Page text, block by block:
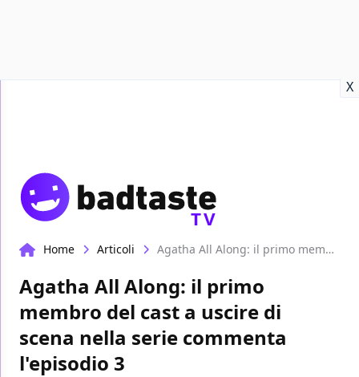
X
TV
Home Articoli Agatha All Along: il primo membro del cast a uscire di scena nella serie commenta l'episodio 3
Agatha All Along: il primo
membro del cast a uscire di
scena nella serie commenta
l'episodio 3